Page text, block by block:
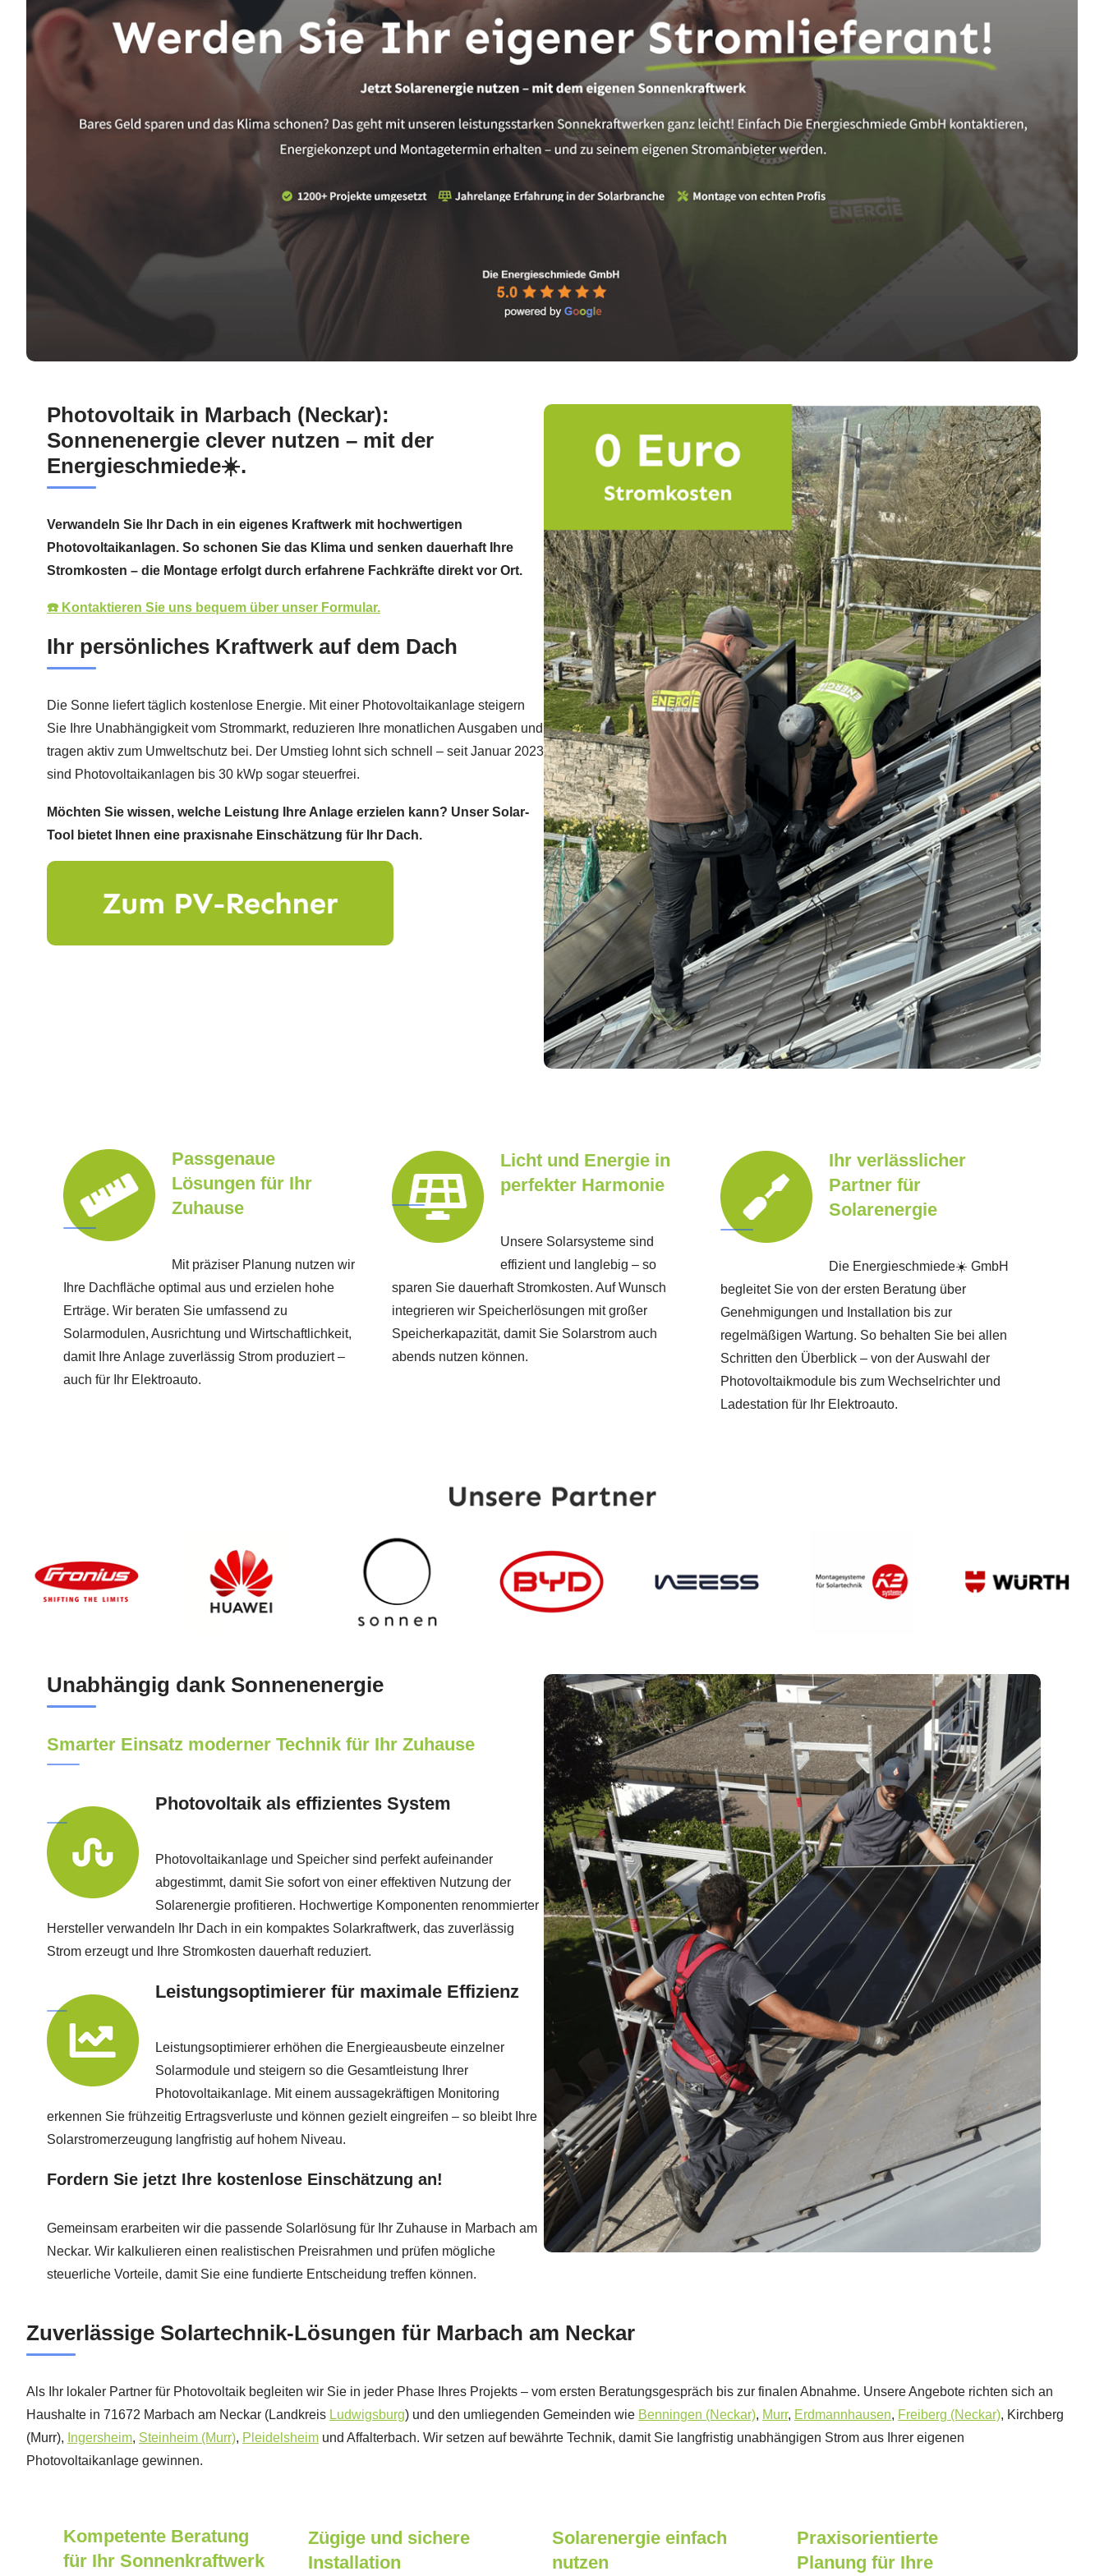
Photovoltaik in Marbach (Neckar):
Sonnenenergie clever nutzen – mit der
Energieschmiede☀️.
Verwandeln Sie Ihr Dach in ein eigenes Kraftwerk mit hochwertigen
Photovoltaikanlagen. So schonen Sie das Klima und senken dauerhaft Ihre
Stromkosten – die Montage erfolgt durch erfahrene Fachkräfte direkt vor Ort.
☎️ Kontaktieren Sie uns bequem über unser Formular.
Ihr persönliches Kraftwerk auf dem Dach
Die Sonne liefert täglich kostenlose Energie. Mit einer Photovoltaikanlage steigern
Sie Ihre Unabhängigkeit vom Strommarkt, reduzieren Ihre monatlichen Ausgaben und
tragen aktiv zum Umweltschutz bei. Der Umstieg lohnt sich schnell – seit Januar 2023
sind Photovoltaikanlagen bis 30 kWp sogar steuerfrei.
Möchten Sie wissen, welche Leistung Ihre Anlage erzielen kann? Unser Solar-
Tool bietet Ihnen eine praxisnahe Einschätzung für Ihr Dach.
Passgenaue
Lösungen für Ihr
Zuhause
Mit präziser Planung nutzen wir
Ihre Dachfläche optimal aus und erzielen hohe
Erträge. Wir beraten Sie umfassend zu
Solarmodulen, Ausrichtung und Wirtschaftlichkeit,
damit Ihre Anlage zuverlässig Strom produziert –
auch für Ihr Elektroauto.
Licht und Energie in
perfekter Harmonie
Unsere Solarsysteme sind
effizient und langlebig – so
sparen Sie dauerhaft Stromkosten. Auf Wunsch
integrieren wir Speicherlösungen mit großer
Speicherkapazität, damit Sie Solarstrom auch
abends nutzen können.
Ihr verlässlicher
Partner für
Solarenergie
Die Energieschmiede☀️ GmbH
begleitet Sie von der ersten Beratung über
Genehmigungen und Installation bis zur
regelmäßigen Wartung. So behalten Sie bei allen
Schritten den Überblick – von der Auswahl der
Photovoltaikmodule bis zum Wechselrichter und
Ladestation für Ihr Elektroauto.
Unabhängig dank Sonnenenergie
Smarter Einsatz moderner Technik für Ihr Zuhause
Photovoltaik als effizientes System
Photovoltaikanlage und Speicher sind perfekt aufeinander
abgestimmt, damit Sie sofort von einer effektiven Nutzung der
Solarenergie profitieren. Hochwertige Komponenten renommierter
Hersteller verwandeln Ihr Dach in ein kompaktes Solarkraftwerk, das zuverlässig
Strom erzeugt und Ihre Stromkosten dauerhaft reduziert.
Leistungsoptimierer für maximale Effizienz
Leistungsoptimierer erhöhen die Energieausbeute einzelner
Solarmodule und steigern so die Gesamtleistung Ihrer
Photovoltaikanlage. Mit einem aussagekräftigen Monitoring
erkennen Sie frühzeitig Ertragsverluste und können gezielt eingreifen – so bleibt Ihre
Solarstromerzeugung langfristig auf hohem Niveau.
Fordern Sie jetzt Ihre kostenlose Einschätzung an!
Gemeinsam erarbeiten wir die passende Solarlösung für Ihr Zuhause in Marbach am
Neckar. Wir kalkulieren einen realistischen Preisrahmen und prüfen mögliche
steuerliche Vorteile, damit Sie eine fundierte Entscheidung treffen können.
Zuverlässige Solartechnik-Lösungen für Marbach am Neckar
Als Ihr lokaler Partner für Photovoltaik begleiten wir Sie in jeder Phase Ihres Projekts – vom ersten Beratungsgespräch bis zur finalen Abnahme. Unsere Angebote richten sich an
Haushalte in 71672 Marbach am Neckar (Landkreis Ludwigsburg) und den umliegenden Gemeinden wie Benningen (Neckar), Murr, Erdmannhausen, Freiberg (Neckar), Kirchberg
(Murr), Ingersheim, Steinheim (Murr), Pleidelsheim und Affalterbach. Wir setzen auf bewährte Technik, damit Sie langfristig unabhängigen Strom aus Ihrer eigenen
Photovoltaikanlage gewinnen.
Kompetente Beratung
für Ihr Sonnenkraftwerk
Zügige und sichere
Installation
Solarenergie einfach
nutzen
Praxisorientierte
Planung für Ihre